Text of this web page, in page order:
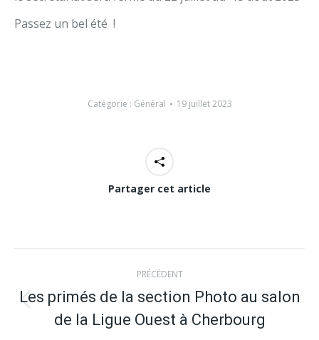
Passez un bel été !
Catégorie : Général 19 juillet 2023
Partager cet article
Navigation
article
PRÉCÉDENT
précédent
Les primés de la section Photo au salon
de la Ligue Ouest à Cherbourg